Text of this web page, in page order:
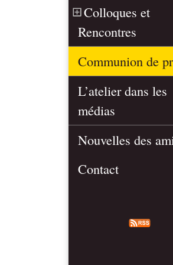
Colloques et
Rencontres
Communion de
L’atelier dans les
médias
Nouvelles des
Contact